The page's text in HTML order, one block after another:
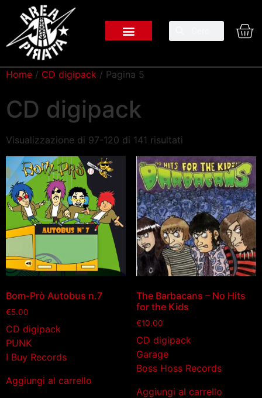
Home / CD digipack / Pagina 5
CD digipack
Visualizzazione di 97-120 di 141 risultati
Bom-Prò Autobus n.7
€5.00
CD digipack
PUNK
I Buy Records
Aggiungi al carrello
The Barbacans – No Hits
for the Kids
€10.00
CD digipack
Garage
Boss Hoss Records
Aggiungi al carrello